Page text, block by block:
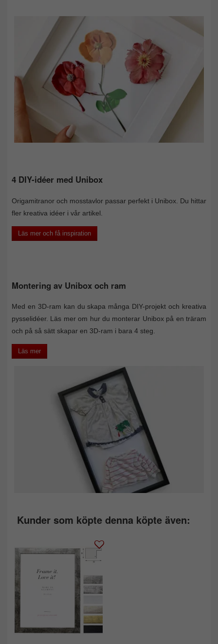
4 DIY-idéer med Unibox
Origamitranor och mosstavlor passar perfekt i Unibox. Du hittar
fler kreativa idéer i vår artikel.
Läs mer och få inspiration
Montering av Unibox och ram
Med en 3D-ram kan du skapa många DIY-projekt och kreativa
pysselidéer. Läs mer om hur du monterar Unibox på en träram
och på så sätt skapar en 3D-ram i bara 4 steg.
Läs mer
Kunder som köpte denna köpte även: